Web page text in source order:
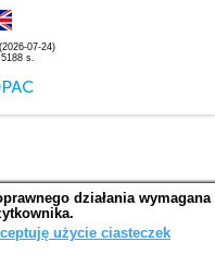
07-24)
s.
działania wymagana
użycie ciasteczek